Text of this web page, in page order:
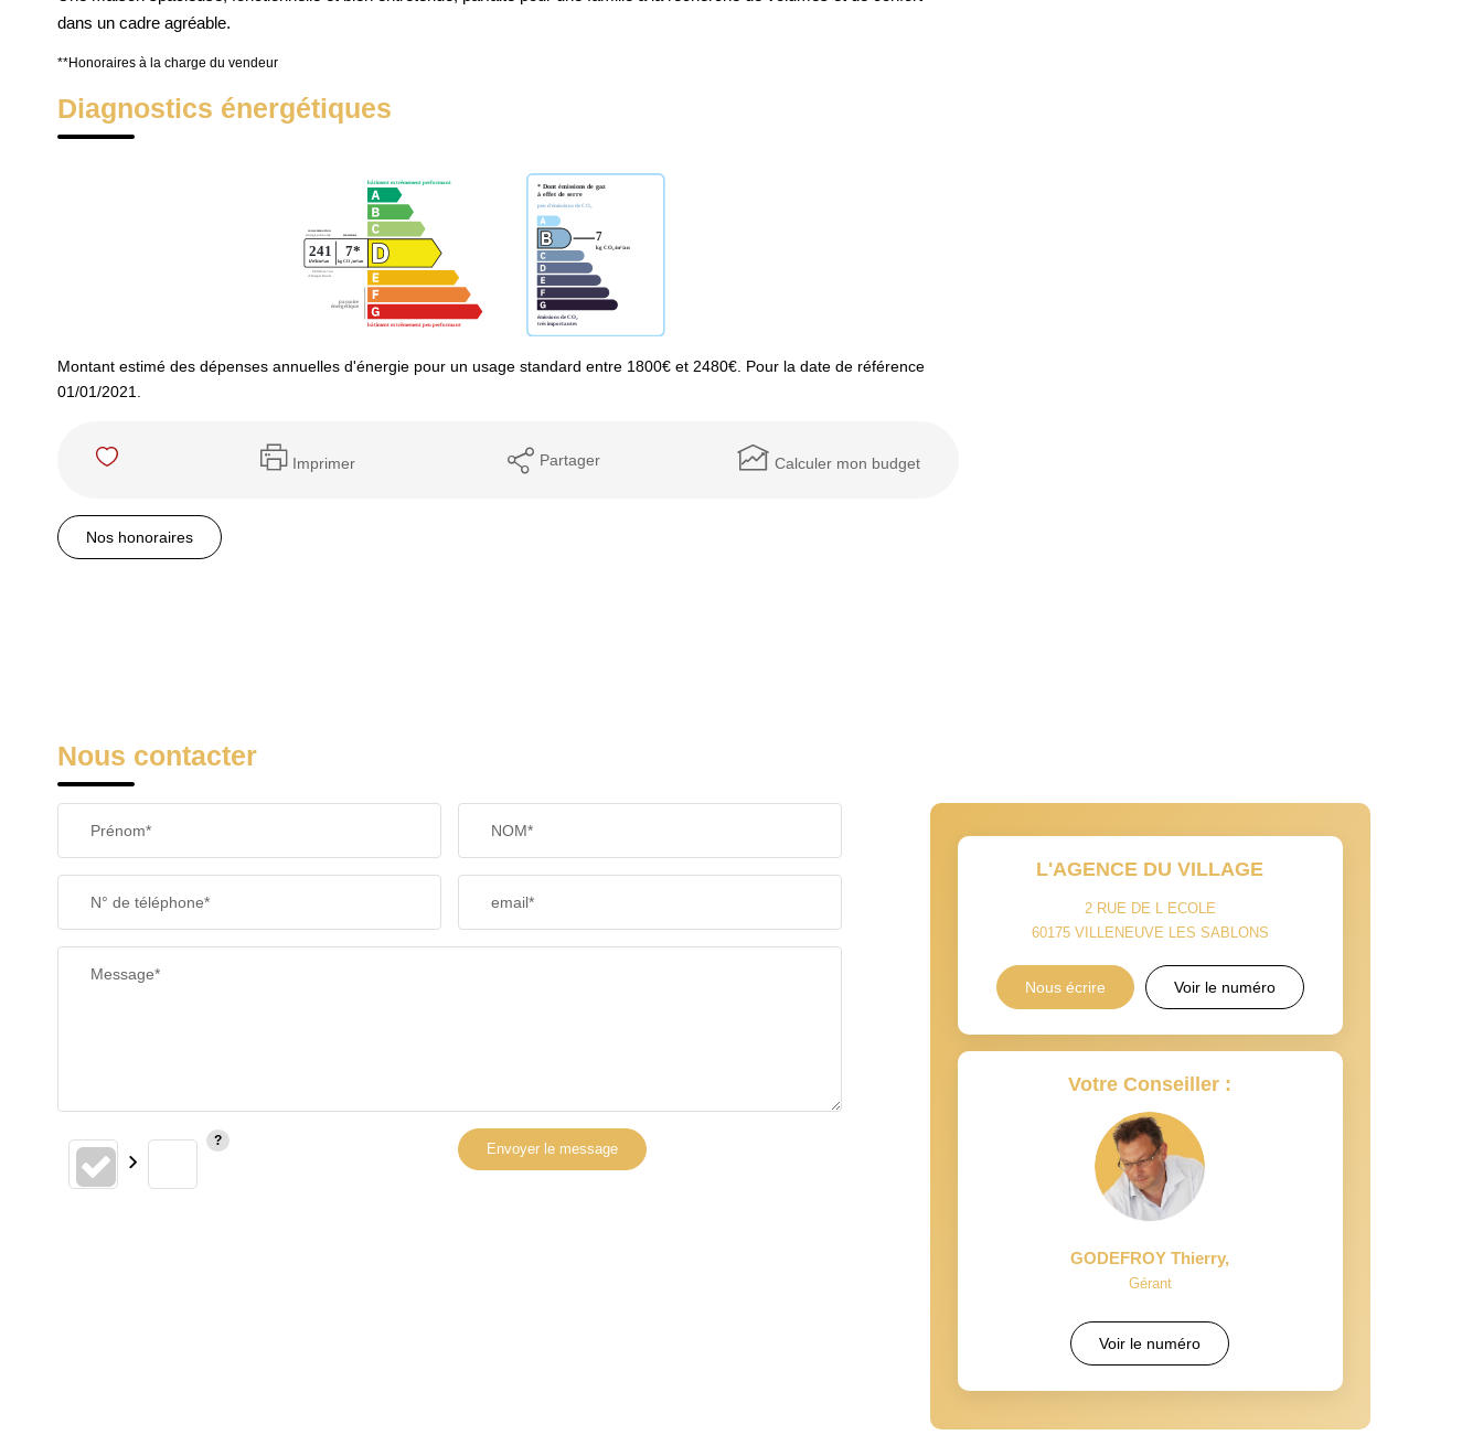
dans un cadre agréable.
**Honoraires à la charge du vendeur
Diagnostics énergétiques
Montant estimé des dépenses annuelles d'énergie pour un usage standard entre 1800€ et 2480€. Pour la date de référence
01/01/2021.
Imprimer Partager Calculer mon budget
Nos honoraires
Nous contacter
Prénom* NOM*
N° de téléphone* email*
Message*
Envoyer le message
L'AGENCE DU VILLAGE
2 RUE DE L ECOLE
60175 VILLENEUVE LES SABLONS
Nous écrire Voir le numéro
Votre Conseiller :
GODEFROY Thierry,
Gérant
Voir le numéro